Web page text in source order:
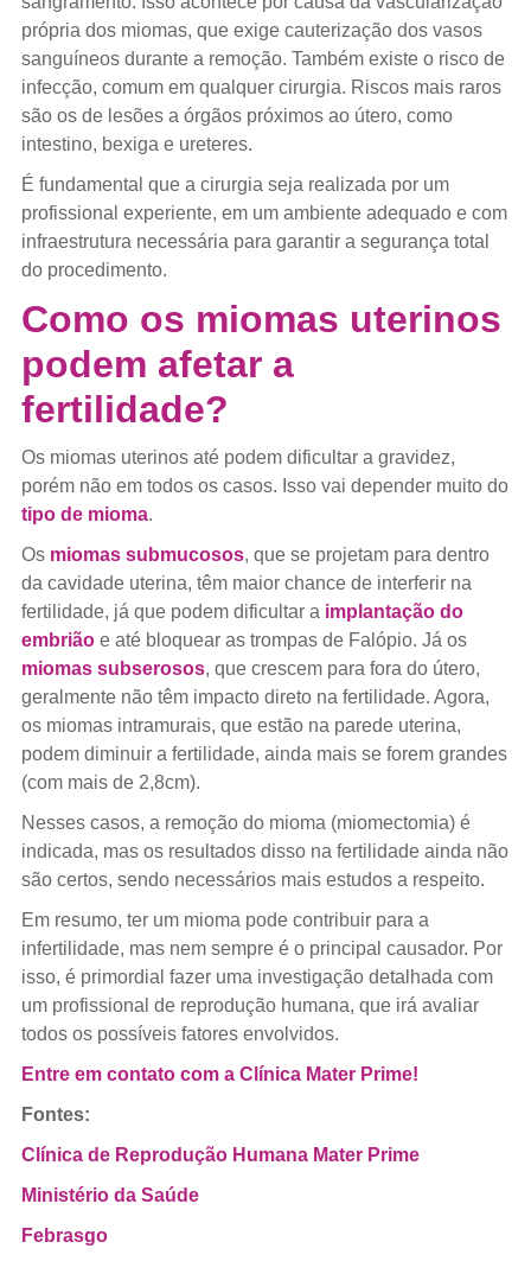
própria dos miomas, que exige cauterização dos vasos
sanguíneos durante a remoção. Também existe o risco de
infecção, comum em qualquer cirurgia. Riscos mais raros
são os de lesões a órgãos próximos ao útero, como
intestino, bexiga e ureteres.
É fundamental que a cirurgia seja realizada por um
profissional experiente, em um ambiente adequado e com
infraestrutura necessária para garantir a segurança total
do procedimento.
Como os miomas uterinos
podem afetar a
fertilidade?
Os miomas uterinos até podem dificultar a gravidez,
porém não em todos os casos. Isso vai depender muito do
tipo de mioma.
Os miomas submucosos, que se projetam para dentro
da cavidade uterina, têm maior chance de interferir na
fertilidade, já que podem dificultar a implantação do
embriãoe até bloquear as trompas de Falópio. Já os
miomas subserosos, que crescem para fora do útero,
geralmente não têm impacto direto na fertilidade. Agora,
os miomas intramurais, que estão na parede uterina,
podem diminuir a fertilidade, ainda mais se forem grandes
(com mais de 2,8cm).
Nesses casos, a remoção do mioma (miomectomia) é
indicada, mas os resultados disso na fertilidade ainda não
são certos, sendo necessários mais estudos a respeito.
Em resumo, ter um mioma pode contribuir para a
infertilidade, mas nem sempre é o principal causador. Por
isso, é primordial fazer uma investigação detalhada com
um profissional de reprodução humana, que irá avaliar
todos os possíveis fatores envolvidos.
Entre em contato com a Clínica Mater Prime!
Fontes:
Clínica de Reprodução Humana Mater Prime
Ministério da Saúde
Febrasgo